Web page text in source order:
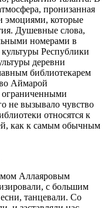
пронизанная
эмоциями, которые
Душевные слова,
номерами в
Республики
деревни
библиотекарем
Аймарой
не вызывало чувство
относятся к
как к самым обычным
Аллаяровым
с большим
танцевали. Со